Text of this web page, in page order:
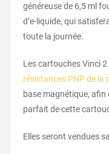
généreuse de 6,5 ml
d’e-liquide, qui
toute la journée.
Les cartouches Vinci
résistances PNP de la
base magnétique,
parfait de cette
Elles seront vendues